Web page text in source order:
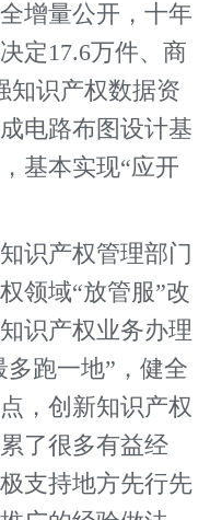
增量公开，十年
定17.6万件、商
知识产权数据资
电路布图设计基
基本实现“应开
产权管理部门
领域“放管服”改
识产权业务办理
多跑一地”，健全
，创新知识产权
了很多有益经
支持地方先行先